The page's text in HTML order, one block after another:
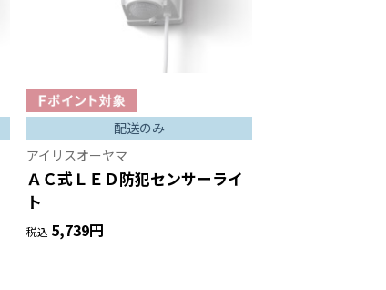
配送のみ
アイリスオーヤマ
ＡＣ式ＬＥＤ防犯センサーライ
ト
税込 5,739円